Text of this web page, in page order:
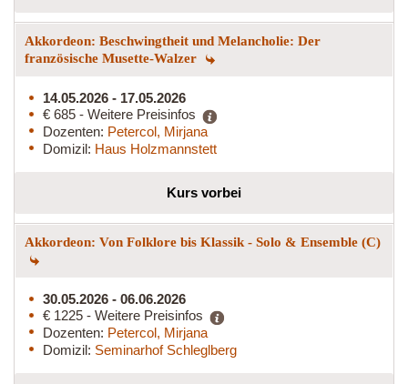
Akkordeon: Beschwingtheit und Melancholie: Der
französische Musette-Walzer
14.05.2026 - 17.05.2026
€ 685 - Weitere Preisinfos
Dozenten: Petercol, Mirjana
Domizil: Haus Holzmannstett
Kurs vorbei
Akkordeon: Von Folklore bis Klassik - Solo & Ensemble (C)
30.05.2026 - 06.06.2026
€ 1225 - Weitere Preisinfos
Dozenten: Petercol, Mirjana
Domizil: Seminarhof Schleglberg